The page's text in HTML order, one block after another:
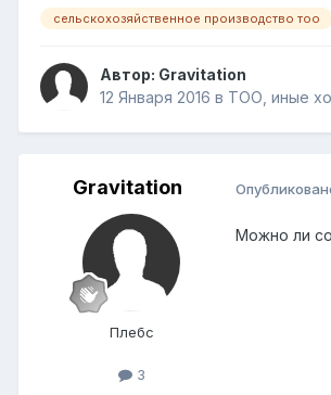
сельскохозяйственное производство тоо
Автор: Gravitation
12 Января 2016 в ТОО, иные
Gravitation
Плебс
3
Можно ли